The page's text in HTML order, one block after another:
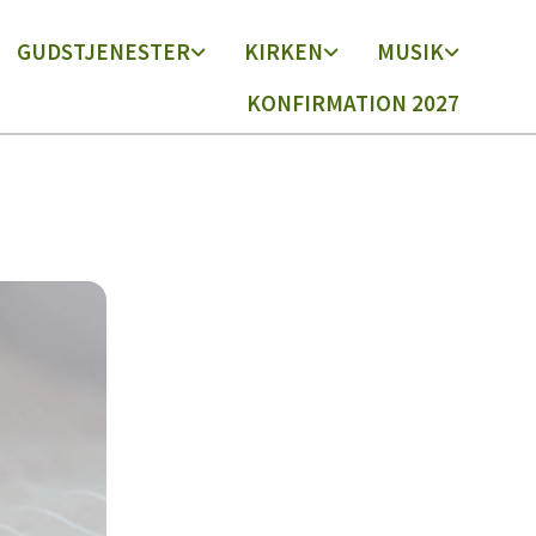
GUDSTJENESTER KIRKEN
MUSIK
KONFIRMATION 2027